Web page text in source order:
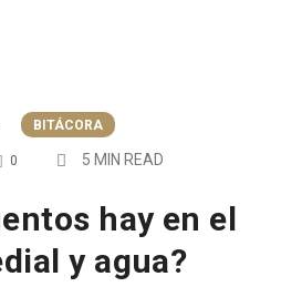
BITÁCORA
0 5 MIN READ
hay en el
y agua?